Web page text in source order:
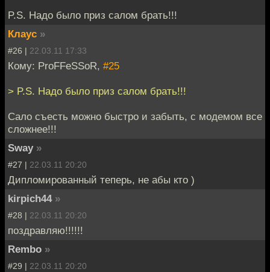
P.S. Надо было приз салом брать!!!
Клаус »
#26 | 22.03.11 17:33
Кому: ProFFeSSoR, #25
> P.S. Надо было приз салом брать!!!
Сало съесть можно быстро и забыть, с модемом все
сложнее!!!
Sway »
#27 | 22.03.11 20:20
Дипломированный теперь, не абы кто )
kirpich44 »
#28 | 22.03.11 20:20
поздравляю!!!!!!
Rembo »
#29 | 22.03.11 20:20